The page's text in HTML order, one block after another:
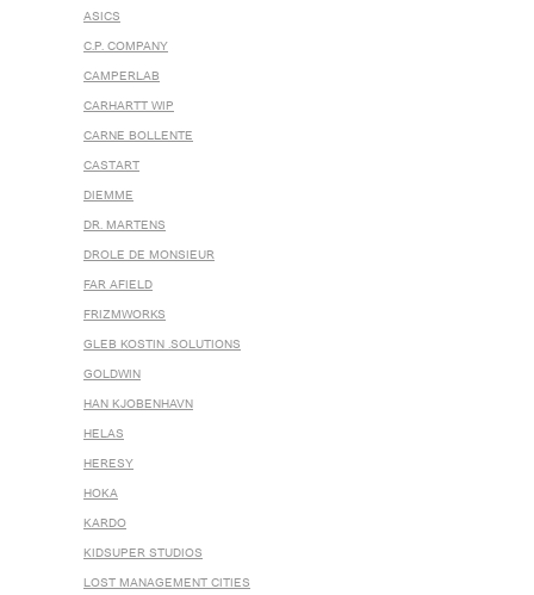
ASICS
C.P. COMPANY
CAMPERLAB
CARHARTT WIP
CARNE BOLLENTE
CASTART
DIEMME
DR. MARTENS
DROLE DE MONSIEUR
FAR AFIELD
FRIZMWORKS
GLEB KOSTIN .SOLUTIONS
GOLDWIN
HAN KJOBENHAVN
HELAS
HERESY
HOKA
KARDO
KIDSUPER STUDIOS
LOST MANAGEMENT CITIES